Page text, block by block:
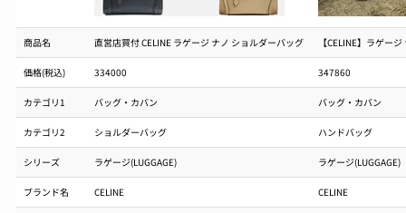
商品名 直営店買付 CELINE ラゲージ ナノ ショルダーバッグ 【CELINE】ラゲー
価格(税込) 334000 347860
カテゴリ1 バッグ・カバン バッグ・カバン
カテゴリ2 ショルダーバッグ ハンドバッグ
シリーズ ラゲージ(LUGGAGE) ラゲージ(LUGGAGE)
ブランド名 CELINE CELINE